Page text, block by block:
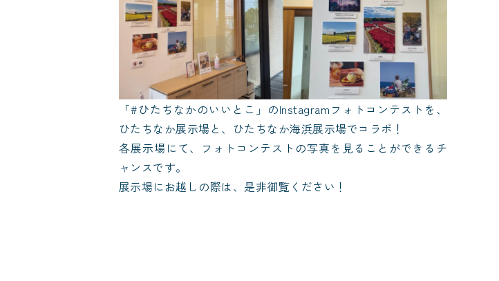
「#ひたちなかのいいとこ」のInstagramフォトコンテストを、
ひたちなか展示場と、ひたちなか海浜展示場でコラボ！
各展示場にて、フォトコンテストの写真を見ることができるチ
ャンスです。
展示場にお越しの際は、是非御覧ください！